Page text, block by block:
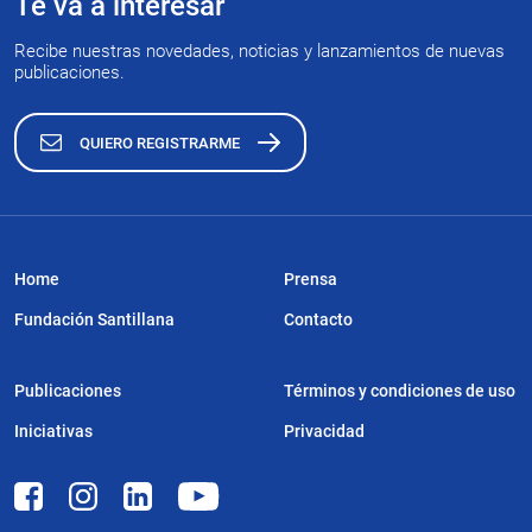
Recibe nuestras novedades, noticias y lanzamientos de nuevas
publicaciones.
QUIERO REGISTRARME
Home
Fundación Santillana
Publicaciones
Iniciativas
Prensa
Contacto
Términos y condiciones de uso
Privacidad